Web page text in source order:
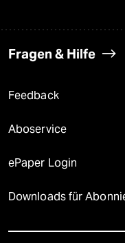
Fragen & Hilfe
Feedback
Aboservice
ePaper Login
Downloads für